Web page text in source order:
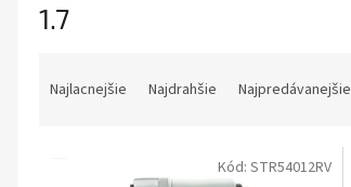
1.7
Najlacnejšie Najdrahšie Najpredávanejšie
Kód: STR54012RV